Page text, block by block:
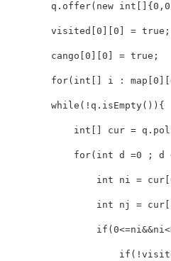
q.offer(new
        visited[0][0] = true;
        cango[0][0] = true;
for(int[] i :
        while(!q.isEmpty()){
int[] cur =
for(int d =0 ; d
int ni =
int nj =